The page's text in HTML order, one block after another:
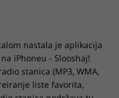
nastala je aplikacija
iPhoneu - Slooshaj!
stanica (MP3, WMA,
liste favorita,